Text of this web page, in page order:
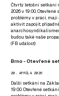
Čtvrtý letošní setkání
2026 v 19:00.
problémy v práci,
aktivit zapojit,
budou také naše
(FB událost)
Brno - Otevřené
20. APRÍLA 2026
Další setkání na
19:00. Otevřené